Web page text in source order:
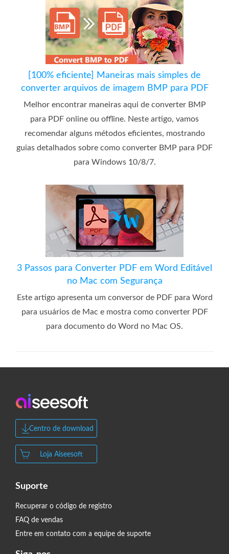
[100% eficiente] Maneiras mais simples de
converter arquivos de imagem BMP para PDF
Melhor encontrar maneiras aqui de converter BMP
para PDF online ou offline. Neste artigo, vamos
recomendar alguns métodos eficientes, mostrando
guias detalhados sobre como converter BMP para PDF
para Windows 10/8/7.
3 Passos para Converter PDF em Word Editável
no Mac com Segurança
Este artigo apresenta um conversor de PDF para Word
para usuários de Mac e mostra como converter PDF
para documento do Word no Mac OS.
Centro de download
Loja Aiseesoft
Suporte
Recuperar o código de registro
FAQ de vendas
Entre em contato com a equipe de suporte